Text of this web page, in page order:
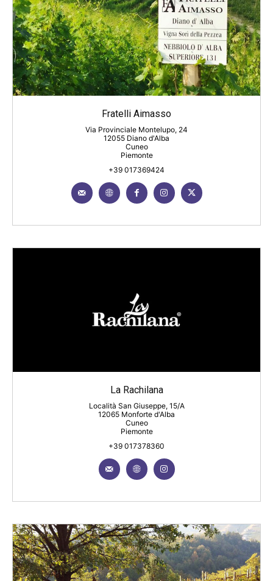
Fratelli Aimasso
Via Provinciale Montelupo, 24
12055 Diano d'Alba
Cuneo
Piemonte
+39 017369424
La Rachilana
Località San Giuseppe, 15/A
12065 Monforte d'Alba
Cuneo
Piemonte
+39 017378360